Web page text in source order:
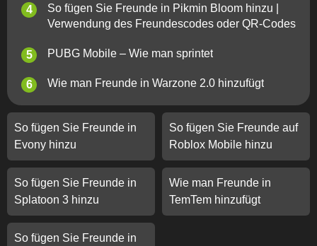
So fügen Sie Freunde in Pikmin Bloom hinzu |
Verwendung des Freundescodes oder QR-Codes
PUBG Mobile – Wie man sprintet
Wie man Freunde in Warzone 2.0 hinzufügt
So fügen Sie Freunde in
Evony hinzu
So fügen Sie Freunde auf
Roblox Mobile hinzu
So fügen Sie Freunde in
Splatoon 3 hinzu
Wie man Freunde in
TemTem hinzufügt
So fügen Sie Freunde in